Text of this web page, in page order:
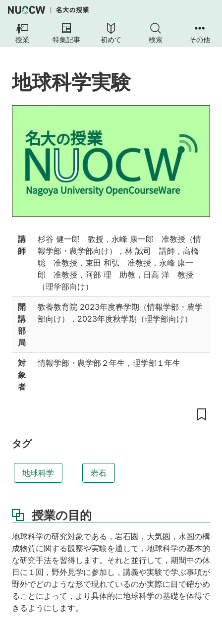
授業 特集記事 初めて 検索 その他
科
授
授
授
履
教
書
注
意
事
項
地球科学実験
講
師
杉谷 健一郎 教授，永峰 康一郎 准教授（情
報学部・農学部向け），林 誠司 講師，高橋
聡 准教授，束田 和弘 准教授，永峰 康一
郎 准教授，阿部 理 助教，日高 洋 教授
（理学部向け）
開
講
部
局
教養教育院 2023年度春学期（情報学部・農学
部向け），2023年度秋学期（理学部向け）
対
象
者
情報学部・農学部２年生，理学部１年生
タグ
地球科学 岩石
授業の目的
地球科学の研究対象である，岩石圏，大気圏，水圏の構
成物質に関する観察や実験を通して，地球科学の基本的
な研究手法を習得します。それと並行して，期間中の休
日に１回，野外見学に参加し，講義や実験で学ぶ事項が
野外でどのような形で現れているのか実際に目で確かめ
ることによって，より具体的に地球科学の基礎を体得で
きるようにします。